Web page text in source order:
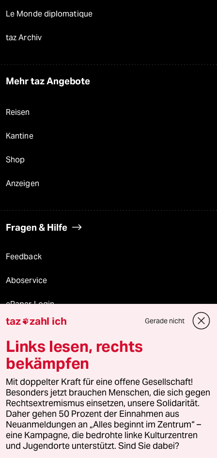
Le Monde diplomatique
taz Archiv
Mehr taz Angebote
Reisen
Kantine
Shop
Anzeigen
Fragen & Hilfe
Feedback
Aboservice
ePaper Login
Downloads für Abonnierende
© 2026 taz Verlags und Vertriebs GmbH
Alle Rechte vorbehalten. Bei rechtlichen Fragen oder für Genehmigungen
wenden Sie sich bitte an
lizenzen@taz.de
Feedback Redaktionsstatut Kommune-Richtlinien
Leitlinie Informant Datenschutz Impressum AGB
taz zahl ich Gerade nicht
Links lesen, rechts
bekämpfen
Mit doppelter Kraft für eine offene Gesellschaft!
Besonders jetzt brauchen Menschen, die sich gegen
Rechtsextremismus einsetzen, unsere Solidarität.
Daher gehen 50 Prozent der Einnahmen aus
Neuanmeldungen an „Alles beginnt im Zentrum“ –
eine Kampagne, die bedrohte linke Kulturzentren
und Jugendorte unterstützt. Sind Sie dabei?